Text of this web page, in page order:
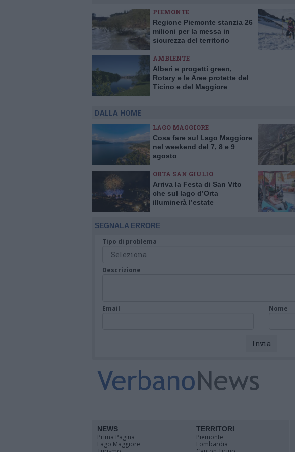
PIEMONTE
Regione Piemonte stanzia 26
milioni per la messa in
sicurezza del territorio
AMBIENTE
Alberi e progetti green,
Rotary e le Aree protette del
Ticino e del Maggiore
DALLA HOME
LAGO MAGGIORE
Cosa fare sul Lago Maggiore
nel weekend del 7, 8 e 9
agosto
ORTA SAN GIULIO
Arriva la Festa di San Vito
che sul lago d’Orta
illuminerà l’estate
SEGNALA ERRORE
Tipo di problema
Descrizione
Email Nome
NEWS
Prima Pagina
Lago Maggiore
TERRITORI
Piemonte
Lombardia